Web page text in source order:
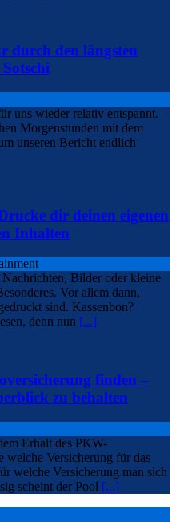
durch den längsten
uns wieder relativ entspannt.
Morgenstunden mit dem
unseren Bericht endlich
dir deinen eigenen
Inhalten
Bilder oder kleine
Vor allem dann,
sind. Kassenbon?
denn nun [...]
finden –
zu behalten
Erhalt des PKW-
welche Versicherung für das
welche Versicherung man sich
scheint der Pool [...]